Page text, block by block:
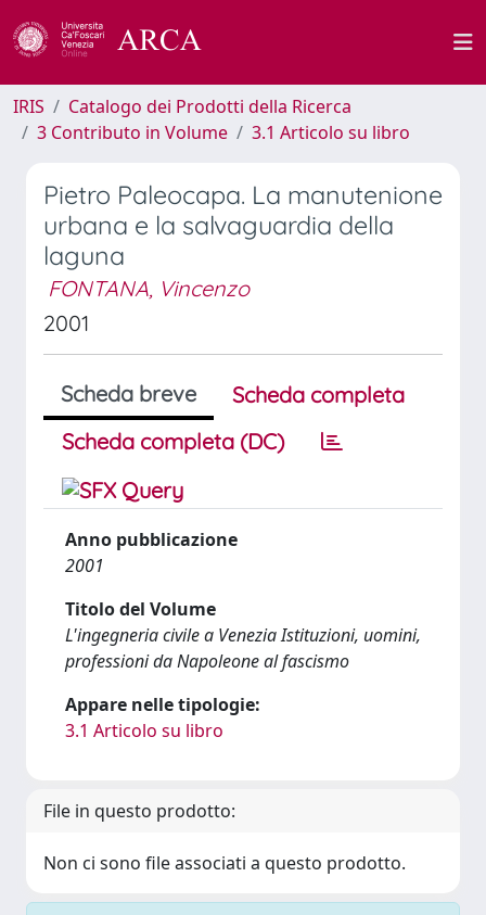
IRIS
Catalogo dei Prodotti della Ricerca
3 Contributo in Volume
3.1 Articolo su libro
Pietro Paleocapa. La manutenione
urbana e la salvaguardia della
laguna
FONTANA, Vincenzo
2001
Scheda breve
Scheda completa
Scheda completa (DC)
Anno pubblicazione
2001
Titolo del Volume
L'ingegneria civile a Venezia Istituzioni, uomini,
professioni da Napoleone al fascismo
Appare nelle tipologie:
3.1 Articolo su libro
File in questo prodotto:
Non ci sono file associati a questo prodotto.